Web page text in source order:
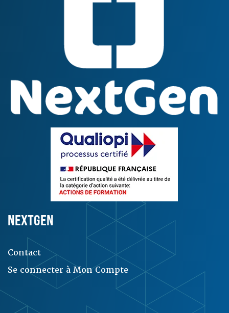
NEXTGEN
Contact
Se connecter à Mon Compte